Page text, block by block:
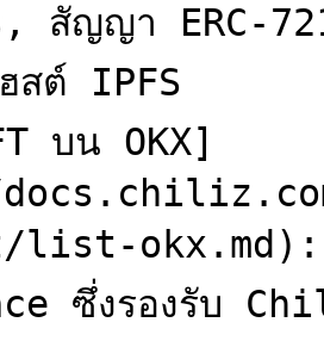
ญญา ERC-
สต์ IPFS
บน OKX]
okx.md): ลิ
ซึ่งรองรับ